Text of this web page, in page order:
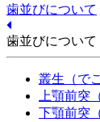
歯並びについて
歯並びについて
叢生（で
上顎前突
下顎前突